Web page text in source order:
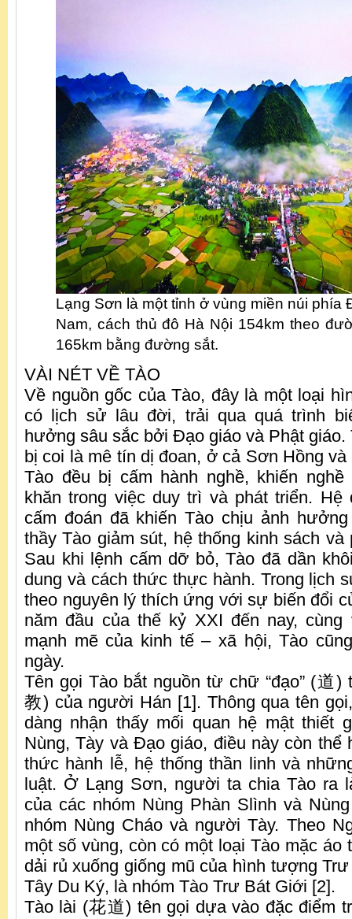
Lạng Sơn là một tỉnh ở vùng miền núi phía
Nam, cách thủ đô Hà Nội 154km theo
165km bằng đường sắt.
VÀI NÉT VỀ TÀO
Về nguồn gốc của Tào, đây là một loại
có lịch sử lâu đời, trải qua quá trình
hưởng sâu sắc bởi Đạo giáo và Phật
bị coi là mê tín dị đoan, ở cả Sơn Hồng
Tào đều bị cấm hành nghề, khiến
khăn trong việc duy trì và phát triển. Hệ
cấm đoán đã khiến Tào chịu ảnh
thầy Tào giảm sút, hệ thống kinh sách
Sau khi lệnh cấm dỡ bỏ, Tào đã dần
dung và cách thức thực hành. Trong lịch
theo nguyên lý thích ứng với sự biến đổi
năm đầu của thế kỷ XXI đến nay,
mạnh mẽ của kinh tế – xã hội, Tào
ngày.
Tên gọi Tào bắt nguồn từ chữ “đạo” (道)
教) của người Hán [1]. Thông qua tên
dàng nhận thấy mối quan hệ mật thiết
Nùng, Tày và Đạo giáo, điều này còn thể
thức hành lễ, hệ thống thần linh và
luật. Ở Lạng Sơn, người ta chia Tào ra
của các nhóm Nùng Phàn Slình và
nhóm Nùng Cháo và người Tày. Theo
một số vùng, còn có một loại Tào mặc áo
dải rủ xuống giống mũ của hình tượng
Tây Du Ký, là nhóm Tào Trư Bát Giới [2].
Tào lài (花道) tên gọi dựa vào đặc điểm